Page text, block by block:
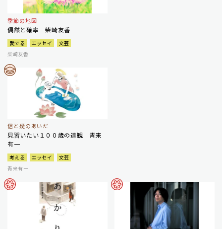
季節の地図
偶然と確率 柴崎友香
愛でる エッセイ
文芸
柴崎友香
信と疑のあいだ
見習いたい１００歳の達観 青来
有一
考える エッセイ
文芸
青来有一